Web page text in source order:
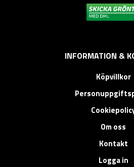
INFORMATION &
Köpvillkor
Om oss
Kontakt
Logga in